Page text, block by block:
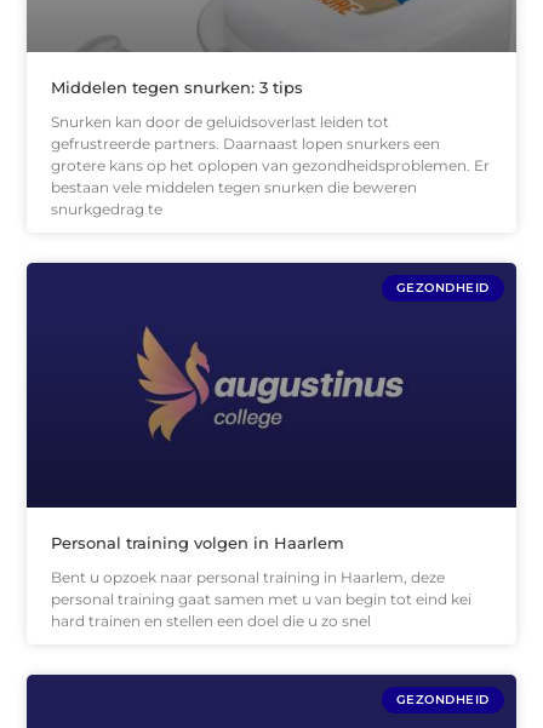
Middelen tegen snurken: 3 tips
Snurken kan door de geluidsoverlast leiden tot
gefrustreerde partners. Daarnaast lopen snurkers een
grotere kans op het oplopen van gezondheidsproblemen. Er
bestaan vele middelen tegen snurken die beweren
snurkgedrag te
GEZONDHEID
Personal training volgen in Haarlem
Bent u opzoek naar personal training in Haarlem, deze
personal training gaat samen met u van begin tot eind kei
hard trainen en stellen een doel die u zo snel
GEZONDHEID